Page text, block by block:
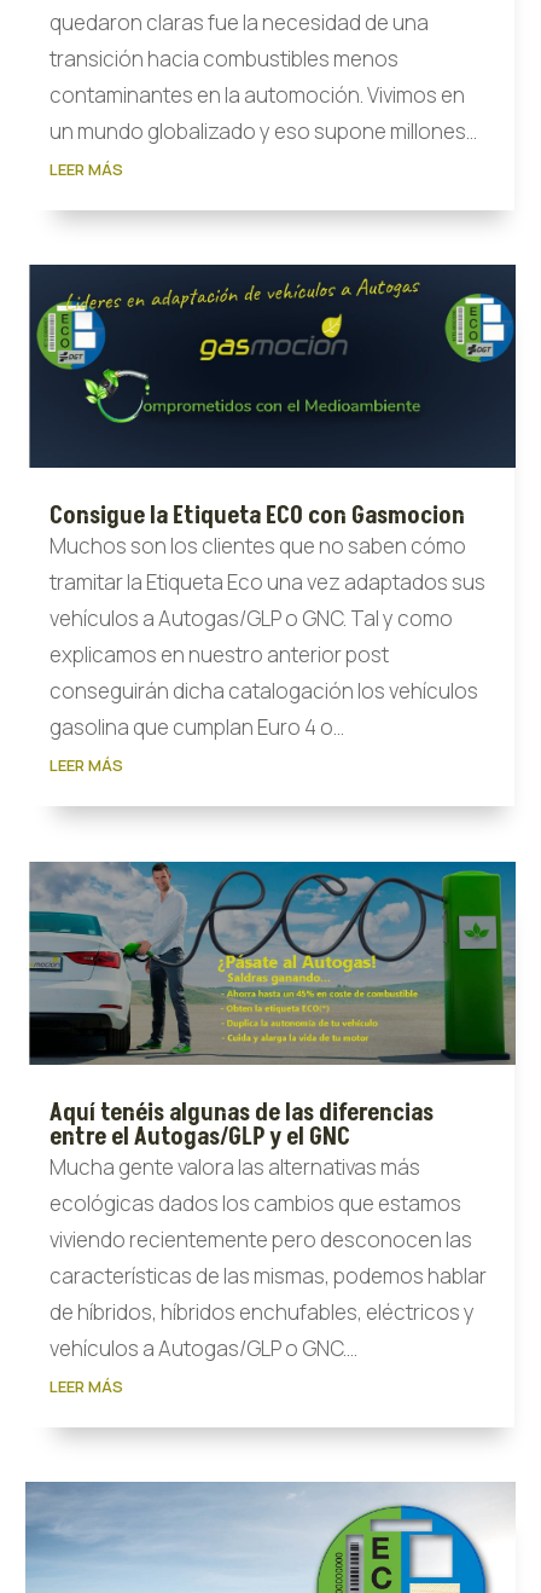
quedaron claras fue la necesidad de una
transición hacia combustibles menos
contaminantes en la automoción. Vivimos en
un mundo globalizado y eso supone millones...
LEER MÁS
Consigue la Etiqueta ECO con Gasmocion
Muchos son los clientes que no saben cómo
tramitar la Etiqueta Eco una vez adaptados sus
vehículos a Autogas/GLP o GNC. Tal y como
explicamos en nuestro anterior post
conseguirán dicha catalogación los vehículos
gasolina que cumplan Euro 4 o...
LEER MÁS
Aquí tenéis algunas de las diferencias
entre el Autogas/GLP y el GNC
Mucha gente valora las alternativas más
ecológicas dados los cambios que estamos
viviendo recientemente pero desconocen las
características de las mismas, podemos hablar
de híbridos, híbridos enchufables, eléctricos y
vehículos a Autogas/GLP o GNC....
LEER MÁS